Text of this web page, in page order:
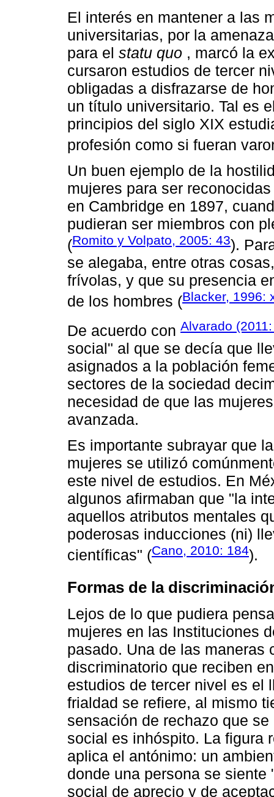
El interés en mantener a las
universitarias, por la
para el statu quo , marcó la
cursaron estudios de tercer
obligadas a disfrazarse de
un título universitario. Tal es
principios del siglo XIX
profesión como si fueran
Un buen ejemplo de la
mujeres para ser
en Cambridge en 1897,
pudieran ser miembros con
(Romito y Volpato, 2005: 43).
se alegaba, entre otras
frívolas, y que su presencia
de los hombres (Blacker, 1996:
De acuerdo con Alvarado
social" al que se decía que
asignados a la población
sectores de la sociedad
necesidad de que las
avanzada.
Es importante subrayar que
mujeres se utilizó
este nivel de estudios. En
algunos afirmaban que "la
aquellos atributos mentales
poderosas inducciones (ni)
científicas" (Cano, 2010: 184).
Formas de la
Lejos de lo que pudiera
mujeres en las Instituciones
pasado. Una de las maneras
discriminatorio que reciben
estudios de tercer nivel es el
frialdad se refiere, al mismo
sensación de rechazo que
social es inhóspito. La figura
aplica el antónimo: un
donde una persona se
social de aprecio y de